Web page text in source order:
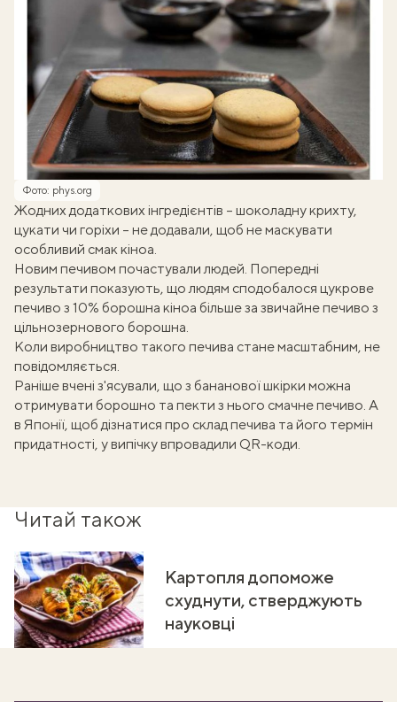
Фото: phys.org
Жодних додаткових інгредієнтів – шоколадну крихту,
цукати чи горіхи – не додавали, щоб не маскувати
особливий смак кіноа.
Новим печивом почастували людей. Попередні
результати показують, що людям сподобалося цукрове
печиво з 10% борошна кіноа більше за звичайне печиво з
цільнозернового борошна.
Коли виробництво такого печива стане масштабним, не
повідомляється.
Раніше вчені з'ясували, що з бананової шкірки можна
отримувати борошно та пекти з нього смачне печиво. А
в Японії, щоб дізнатися про склад печива та його термін
придатності, у випічкувпровадили QR-коди.
Читай також
Картопля допоможе
схуднути, стверджують
науковці